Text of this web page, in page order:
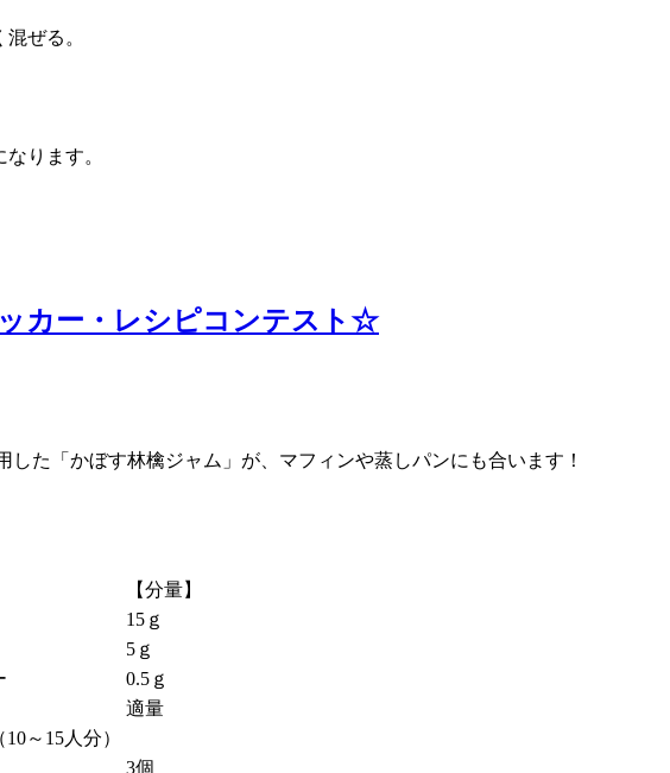
ぜる。
ります。
カー・レシピコンテスト☆
た「かぼす林檎ジャム」が、マフィンや蒸しパンにも合います！
【分量】
15ｇ
5ｇ
0.5ｇ
適量
～15人分）
3個